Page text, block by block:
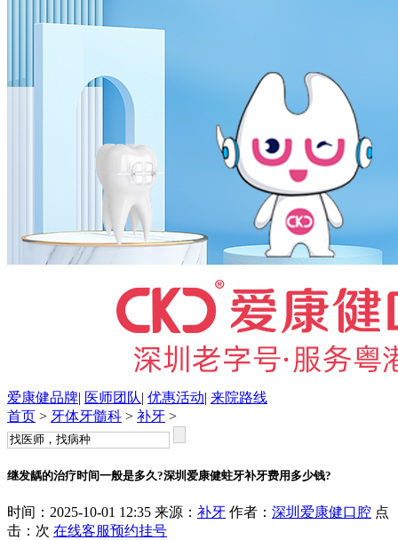
爱康健品牌| 医师团队| 优惠活动| 来院路线
首页 > 牙体牙髓科 > 补牙 >
继发龋的治疗时间一般是多久?深圳爱康健蛀牙补牙费用多少钱?
时间：2025-10-01 12:35 来源： 补牙 作者： 深圳爱康健口腔 点
击： 次 在线客服预约挂号